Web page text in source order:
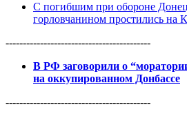
С погибшим при обороне
горловчанином простились на
------------------------------------------
В РФ заговорили о
на оккупированном Донбассе
------------------------------------------